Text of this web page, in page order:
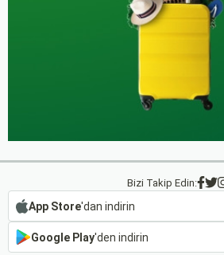
Bizi Takip Edin:
App Store'dan indirin
Google Play'den indirin